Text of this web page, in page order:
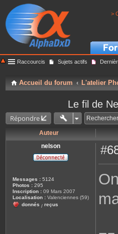
>
Raccourcis Sujets actifs
Accueil du forum L'atelier
Le fil de
Répondre
Auteur
nelson
Messages : 5124
Photos : 295
Inscription : 09 Mars 2007
Localisation : Valenciennes (59)
donnés / reçus